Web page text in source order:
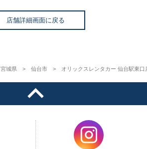
店舗詳細画面に戻る
宮城県 仙台市 オリックスレンタカー 仙台駅東口